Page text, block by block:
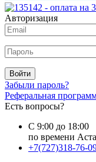
Авторизация
Войти
Забыли пароль?
Реферальная
Есть вопросы?
С 9:00 до 18:00
по времени
+7(727)318-76-